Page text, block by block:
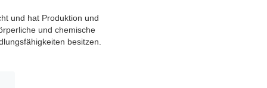
und hat Produktion und
und chemische
besitzen.